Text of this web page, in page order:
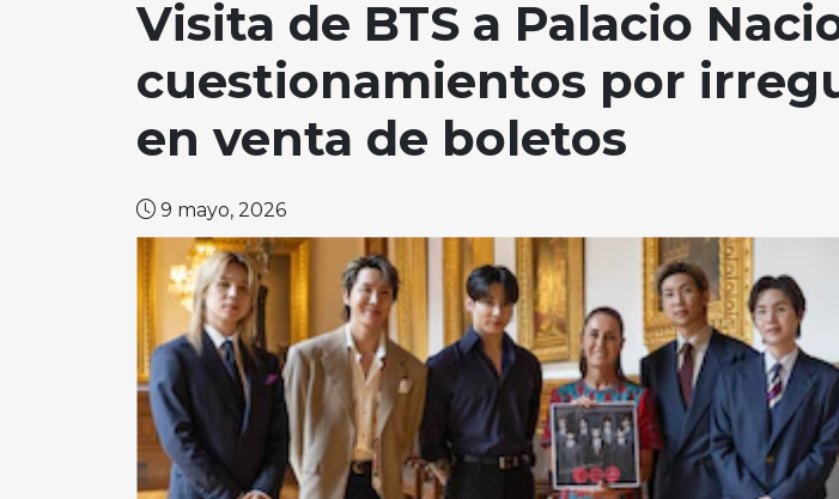
Visita de BTS a Palacio
cuestionamientos por
en venta de boletos
9 mayo, 2026